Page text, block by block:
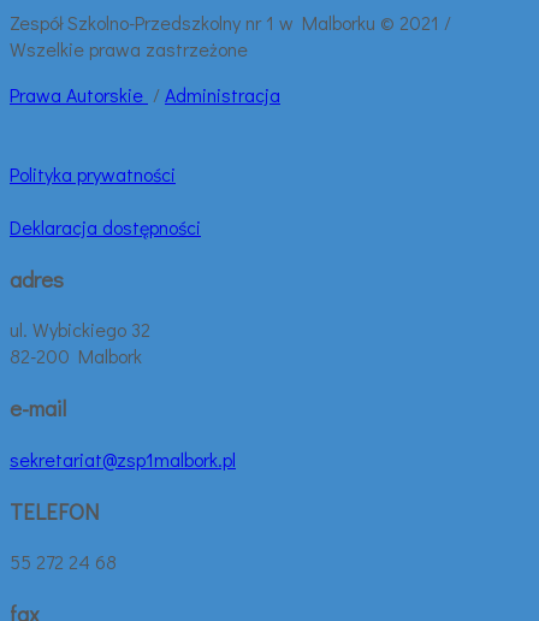
Zespół Szkolno-Przedszkolny nr 1 w Malborku © 2021 /
Wszelkie prawa zastrzeżone
Prawa Autorskie /Administracja
Polityka prywatności
Deklaracja dostępności
adres
ul. Wybickiego 32
82-200 Malbork
e-mail
sekretariat@zsp1malbork.pl
TELEFON
55 272 24 68
fax